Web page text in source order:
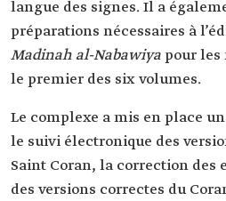
langue des signes. Il a
préparations nécessaires à
Madinah al-Nabawiyapour les
le premier des six volumes.
Le complexe a mis en place
le suivi électronique des
Saint Coran, la correction des
des versions correctes du